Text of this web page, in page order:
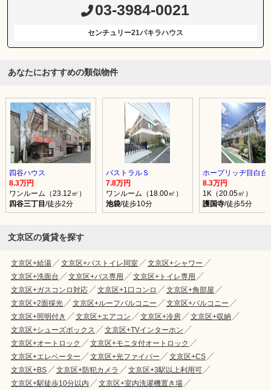
03-3984-0021
センチュリー21パキラハウス
あなたにおすすめの類似物件
四谷ハウス
8.3万円
ワンルーム（23.12㎡）
四谷三丁目 /徒歩2分
パストラルＳ
7.8万円
ワンルーム（18.00㎡）
池袋/徒歩10分
ホープリッヂ目白台
8.3万円
1K（20.05㎡）
護国寺/徒歩5分
文京区の賃貸を探す
文京区+給湯 文京区+バストイレ同室
文京区+シャワー
文京区+洗面台
文京区+バス専用
文京区+トイレ専用
文京区+ガスコンロ対応
文京区+1口コンロ
文京区+角部屋
文京区+2面採光
文京区+ルーフバルコニー
文京区+バルコニー
文京区+照明付き
文京区+エアコン 文京区+冷房
文京区+収納
文京区+シューズボックス
文京区+TVインターホン
文京区+オートロック
文京区+モニタ付オートロック
文京区+エレベーター
文京区+光ファイバー
文京区+CS
文京区+BS
文京区+防犯カメラ
文京区+3駅以上利用可
文京区+駅徒歩10分以内
文京区+室内洗濯機置き場